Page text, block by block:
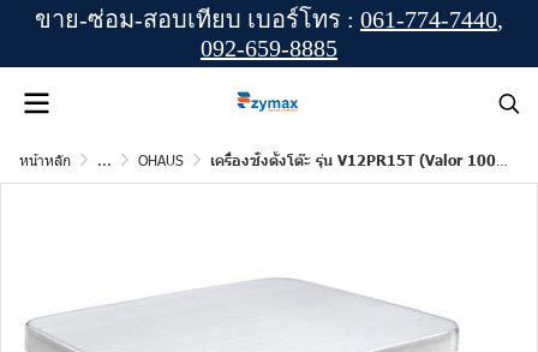
ขาย-ซ่อม-สอบเทียบ เบอร์โทร : 061-774-7440,
092-659-8885
หน้าหลัก ... OHAUS เครื่องชั่งตั้งโต๊ะ รุ่น V12PR15T (Valor 1000) ยี่ห้อ OHAUS